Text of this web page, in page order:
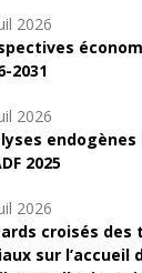
2026
2031
2026
2025
2026
croisés des
sur l’accueil